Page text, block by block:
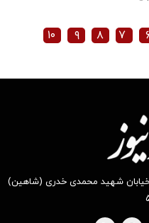
۷ ۸ ۹ ۱۰
خیابان شهید محمدی خدری (شاهین)